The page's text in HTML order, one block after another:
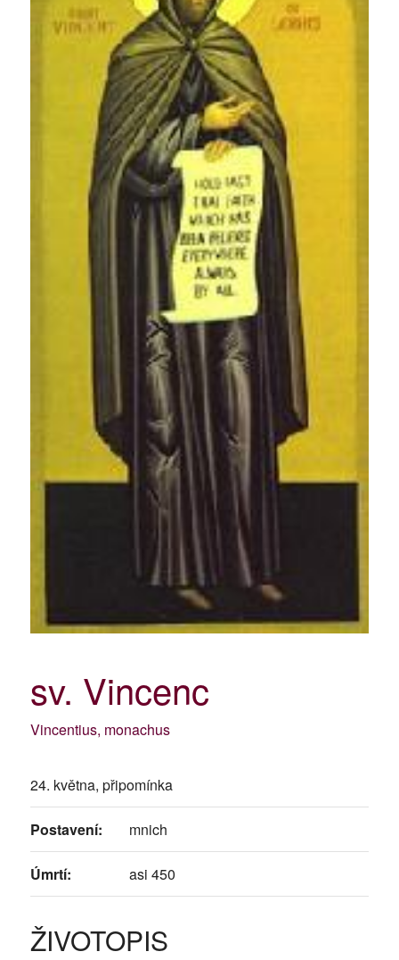
sv. Vincenc
Vincentius, monachus
24. května, připomínka
Postavení: mnich
Úmrtí: asi 450
ŽIVOTOPIS